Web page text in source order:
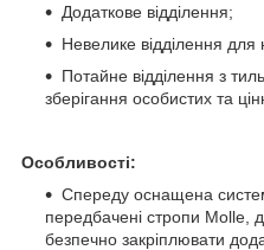
Додаткове відділення;
Невелике відділення
Потайне відділення з
зберігання особистих та
Особливості:
Спереду оснащена
передбачені стропи Molle,
безпечно закріплювати